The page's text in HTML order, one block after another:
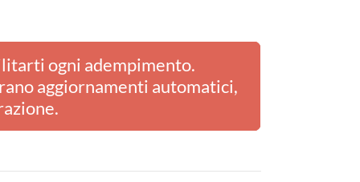
ogni adempimento.
aggiornamenti automatici,